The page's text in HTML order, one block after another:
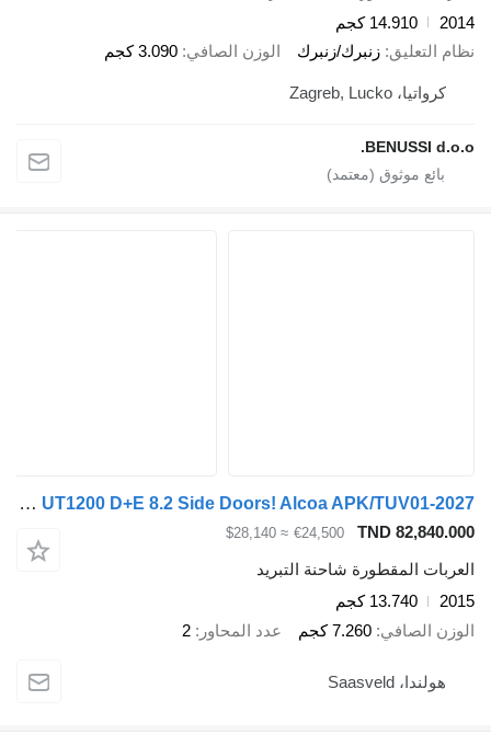
2014
14.910 كجم
نظام التعليق زنبرك/زنبرك الوزن الصافي 3.090 كجم
كرواتيا، Zagreb, Lucko
BENUSSI d.o.o.
Thermo Heiwo King UT1200 D+E 8.2 Side Doors! Alcoa APK/TUV01-2027
TND 82,840.000
€24,500
≈ $28,140
العربات المقطورة شاحنة التبريد
2015
13.740 كجم
الوزن الصافي 7.260 كجم عدد المحاور 2
هولندا، Saasveld